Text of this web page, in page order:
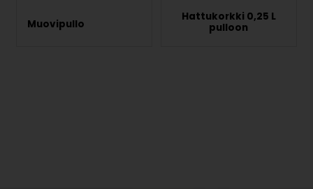
Muovipullo
Hattukorkki 0,25 L
pulloon